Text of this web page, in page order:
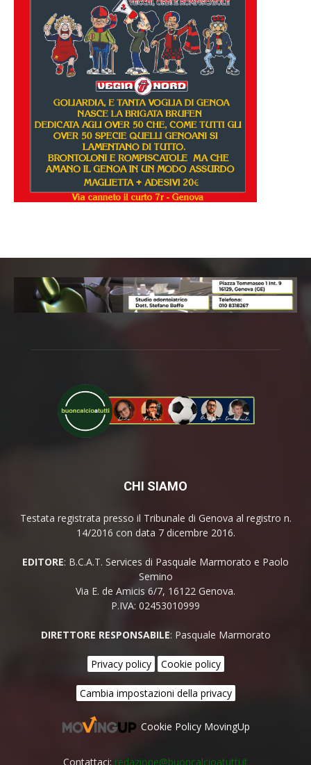
CHI SIAMO
Testata registrata presso il Tribunale di Genova al registro n.
14/2016 con data 7 dicembre 2016.
EDITORE: B.C.A.T. Services di Pasquale Marmorato e Paolo
Semino
Via E. de Amicis 6/7, 16122 Genova.
P.IVA: 02453010999
DIRETTORE RESPONSABILE: Pasquale Marmorato
Privacy policy Cookie policy
Cambia impostazioni della privacy
Cookie Policy MovingUp
Contattaci: redazione@buoncalcioatutti.it